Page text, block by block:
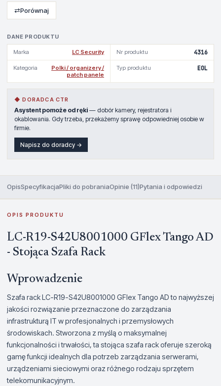
DANE PRODUKTU
Marka LC Security Nr produktu 4316
Kategoria
Polki / organizery /
patch panele
Typ produktu EOL
◆ DORADCA CTR
Asystent pomoże od ręki — dobór kamery, rejestratora i
okablowania. Gdy trzeba, przekażemy sprawę odpowiedniej osobie w
firmie.
Napisz do doradcy →
⇄Porównaj
OpisSpecyfikacjaPliki do pobraniaOpinie (11)Pytania i odpowiedzi
OPIS PRODUKTU
LC-R19-S42U8001000 GFlex Tango AD
- Stojąca Szafa Rack
Wprowadzenie
Szafa rack LC-R19-S42U8001000 GFlex Tango AD to najwyższej
jakości rozwiązanie przeznaczone do zarządzania
infrastrukturą IT w profesjonalnych i przemysłowych
środowiskach. Stworzona z myślą o maksymalnej
funkcjonalności i trwałości, ta stojąca szafa rack oferuje szeroką
gamę funkcji idealnych dla potrzeb zarządzania serwerami,
urządzeniami sieciowymi oraz różnego rodzaju sprzętem
telekomunikacyjnym.